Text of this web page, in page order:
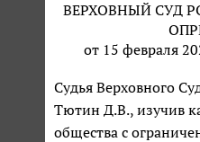
ВЕРХОВНЫЙ СУД
от 15 февраля
Судья Верховного
Тютин Д.В., изучив
общества с